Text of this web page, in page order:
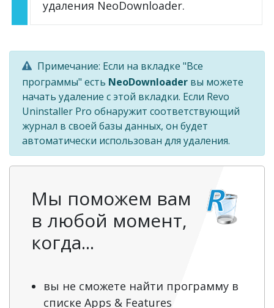
удаления NeoDownloader.
Примечание: Если на вкладке "Все
программы" есть NeoDownloader вы можете
начать удаление с этой вкладки. Если Revo
Uninstaller Pro обнаружит соответствующий
журнал в своей базы данных, он будет
автоматически использован для удаления.
Мы поможем вам
в любой момент,
когда...
вы не сможете найти программу в
списке Apps & Features